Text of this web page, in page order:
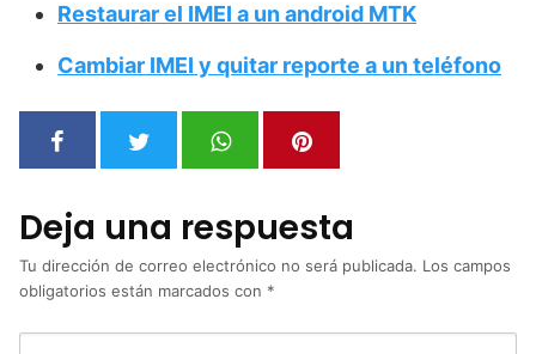
Restaurar el IMEI a un android MTK
Cambiar IMEI y quitar reporte a un teléfono
Deja una respuesta
Tu dirección de correo electrónico no será publicada. Los campos
obligatorios están marcados con *